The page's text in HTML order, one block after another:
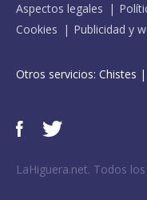
Aspectos legales
Cookies
Publicidad y
Otros servicios: Chistes |
LaHiguera.net. Todos